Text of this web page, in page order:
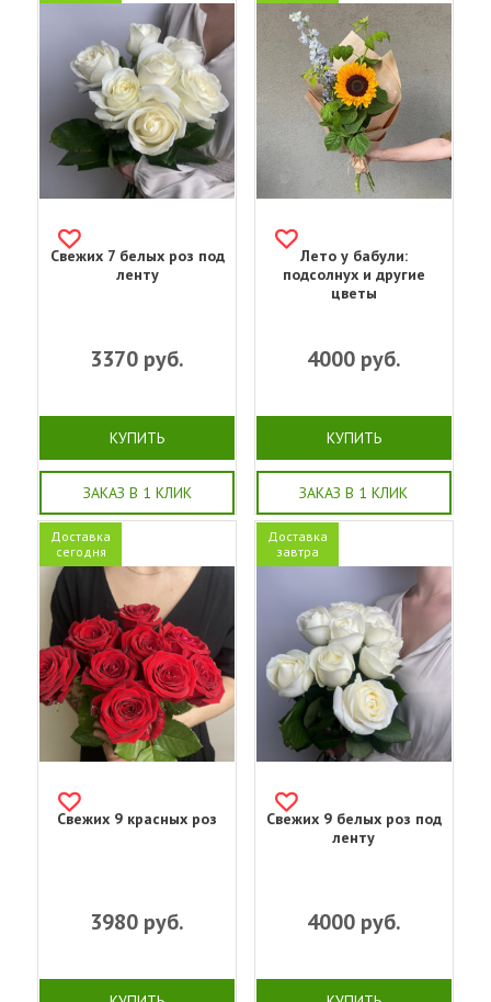
Свежих 7 белых роз под
ленту
3370 руб.
КУПИТЬ
ЗАКАЗ В 1 КЛИК
Лето у бабули:
подсолнух и другие
цветы
4000руб.
КУПИТЬ
ЗАКАЗ В 1 КЛИК
Доставка
сегодня
Свежих 9 красных роз
3980 руб.
Доставка
завтра
Свежих 9 белых роз под
ленту
4000руб.